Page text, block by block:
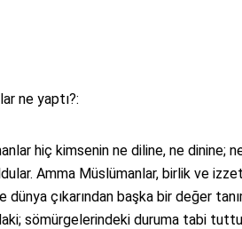
ne yaptı?:
hiç kimsenin ne diline, ne dinine;
Amma Müslümanlar, birlik ve
dünya çıkarından başka bir değer
sömürgelerindeki duruma tabi